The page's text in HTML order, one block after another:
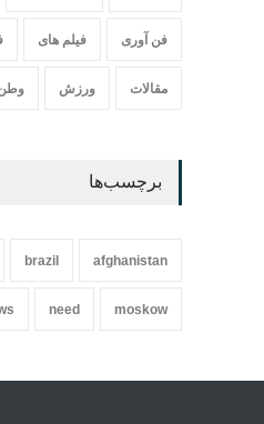
فن آوری فیلم های
مقالات ورزش
برچسب‌ها
afghanistan
brazil
moskow
need